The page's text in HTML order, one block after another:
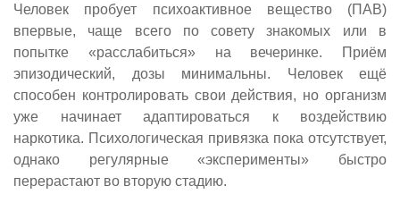
Человек пробует психоактивное вещество (ПАВ)
впервые, чаще всего по совету знакомых или в
попытке «расслабиться» на вечеринке. Приём
эпизодический, дозы минимальны. Человек ещё
способен контролировать свои действия, но организм
уже начинает адаптироваться к воздействию
наркотика. Психологическая привязка пока отсутствует,
однако регулярные «эксперименты» быстро
перерастают во вторую стадию.